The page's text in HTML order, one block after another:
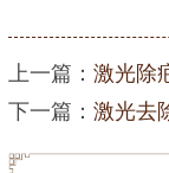
上一篇： 激光除
下一篇： 激光去